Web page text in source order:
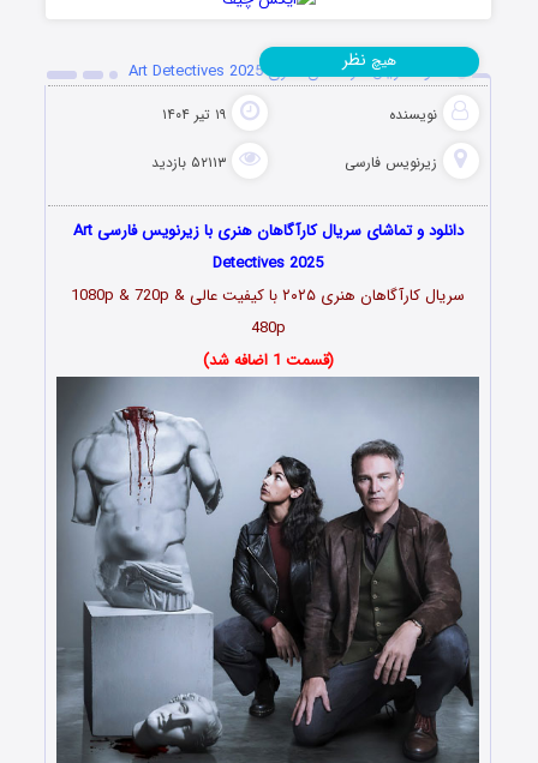
دانلود سریال کارآگاهان هنری Art Detectives 2025
نویسنده ۱۹ تیر ۱۴۰۴
زیرنویس فارسی ۵۲۱۱۳ بازدید
هیچ نظر
دانلود و تماشای سریال کارآگاهان هنری با زیرنویس فارسی Art
Detectives 2025
سریال کارآگاهان هنری ۲۰۲۵ با کیفیت عالی 1080p & 720p &
480p
(قسمت 1 اضافه شد)